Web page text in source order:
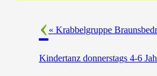
« Krabbelgruppe
Kindertanz donnerstags 4-6